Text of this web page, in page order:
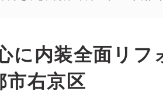
に内装全面リフ
市右京区